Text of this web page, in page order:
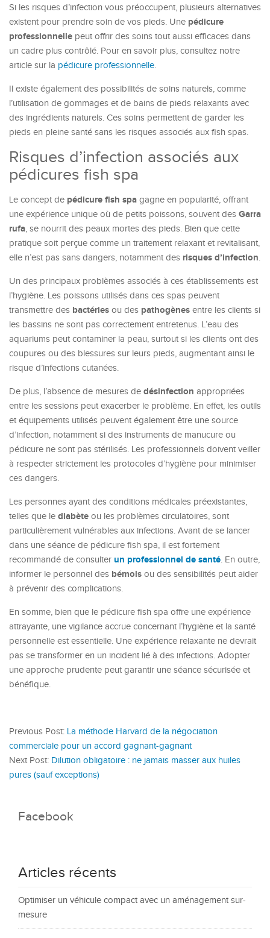
Si les risques d’infection vous préoccupent, plusieurs alternatives
existent pour prendre soin de vos pieds. Une pédicure
professionnelle peut offrir des soins tout aussi efficaces dans
un cadre plus contrôlé. Pour en savoir plus, consultez notre
article sur la pédicure professionnelle.
Il existe également des possibilités de soins naturels, comme
l’utilisation de gommages et de bains de pieds relaxants avec
des ingrédients naturels. Ces soins permettent de garder les
pieds en pleine santé sans les risques associés aux fish spas.
Risques d’infection associés aux
pédicures fish spa
Le concept de pédicure fish spa gagne en popularité, offrant
une expérience unique où de petits poissons, souvent des Garra
rufa, se nourrit des peaux mortes des pieds. Bien que cette
pratique soit perçue comme un traitement relaxant et revitalisant,
elle n’est pas sans dangers, notamment des risques d’infection.
Un des principaux problèmes associés à ces établissements est
l’hygiène. Les poissons utilisés dans ces spas peuvent
transmettre des bactéries ou des pathogènes entre les clients si
les bassins ne sont pas correctement entretenus. L’eau des
aquariums peut contaminer la peau, surtout si les clients ont des
coupures ou des blessures sur leurs pieds, augmentant ainsi le
risque d’infections cutanées.
De plus, l’absence de mesures de désinfection appropriées
entre les sessions peut exacerber le problème. En effet, les outils
et équipements utilisés peuvent également être une source
d’infection, notamment si des instruments de manucure ou
pédicure ne sont pas stérilisés. Les professionnels doivent veiller
à respecter strictement les protocoles d’hygiène pour minimiser
ces dangers.
Les personnes ayant des conditions médicales préexistantes,
telles que le diabète ou les problèmes circulatoires, sont
particulièrement vulnérables aux infections. Avant de se lancer
dans une séance de pédicure fish spa, il est fortement
recommandé de consulter un professionnel de santé. En outre,
informer le personnel des bémols ou des sensibilités peut aider
à prévenir des complications.
En somme, bien que le pédicure fish spa offre une expérience
attrayante, une vigilance accrue concernant l’hygiène et la santé
personnelle est essentielle. Une expérience relaxante ne devrait
pas se transformer en un incident lié à des infections. Adopter
une approche prudente peut garantir une séance sécurisée et
bénéfique.
Previous Post: La méthode Harvard de la négociation
commerciale pour un accord gagnant-gagnant
Next Post: Dilution obligatoire : ne jamais masser aux huiles
pures (sauf exceptions)
Facebook
Articles récents
Optimiser un véhicule compact avec un aménagement sur-
mesure